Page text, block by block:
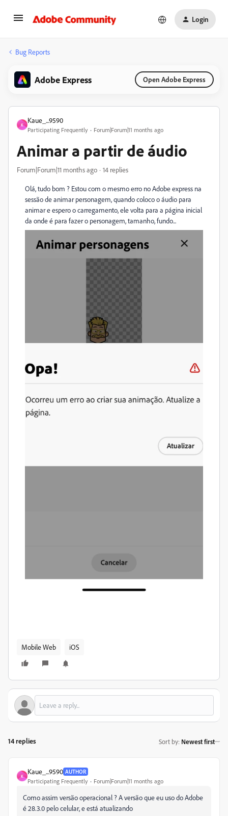
Login
Bug Reports
Adobe Express Open Adobe Express
K
Kaue_...9590
Participating Frequently Forum|Forum|11 months ago
Animar a partir de áudio
Forum|Forum|11 months ago 14 replies
Olá, tudo bom ? Estou com o mesmo erro no Adobe express na
sessão de animar personagem, quando coloco o áudio para
animar e espero o carregamento, ele volta para a página inicial
da onde é para fazer o personagem, tamanho, fundo...
Mobile Web iOS
14 replies Sort by: Newest first
K
Kaue_...9590 AUTHOR
Participating Frequently Forum|Forum|11 months ago
Como assim versão operacional ? A versão que eu uso do Adobe
é 28.3.0 pelo celular, e está atualizando